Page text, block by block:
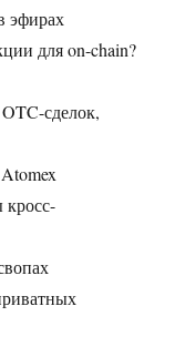
эфирах
для on-chain?
сделок,
кросс-